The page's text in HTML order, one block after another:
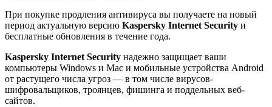
При покупке продления антивируса вы получаете на новый
период актуальную версию Kaspersky Internet Security и
бесплатные обновления в течение года.
Kaspersky Internet Security надежно защищает ваши
компьютеры Windows и Mac и мобильные устройства Android
от растущего числа угроз — в том числе вирусов-
шифровальщиков, троянцев, фишинга и поддельных веб-
сайтов.